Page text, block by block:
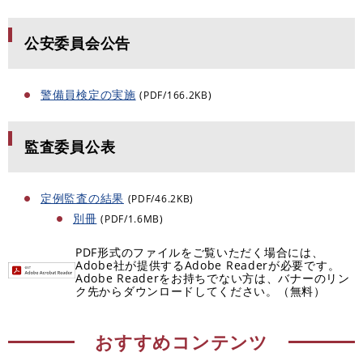
公安委員会公告
警備員検定の実施 (PDF/166.2KB)
監査委員公表
定例監査の結果 (PDF/46.2KB)
別冊 (PDF/1.6MB)
PDF形式のファイルをご覧いただく場合には、
Adobe社が提供するAdobe Readerが必要です。
Adobe Readerをお持ちでない方は、バナーのリン
ク先からダウンロードしてください。（無料）
おすすめコンテンツ